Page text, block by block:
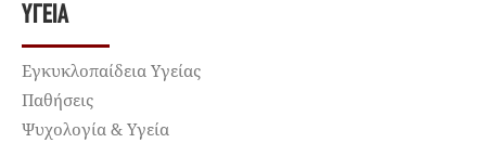
ΥΓΕΊΑ
Εγκυκλοπαίδεια Υγείας
Παθήσεις
Ψυχολογία & Υγεία